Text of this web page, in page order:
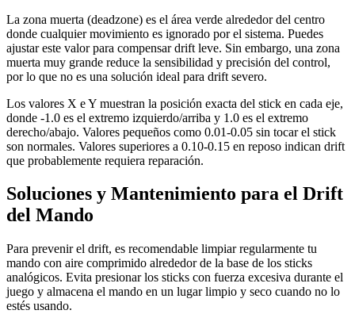
La zona muerta (deadzone) es el área verde alrededor del centro
donde cualquier movimiento es ignorado por el sistema. Puedes
ajustar este valor para compensar drift leve. Sin embargo, una zona
muerta muy grande reduce la sensibilidad y precisión del control,
por lo que no es una solución ideal para drift severo.
Los valores X e Y muestran la posición exacta del stick en cada eje,
donde -1.0 es el extremo izquierdo/arriba y 1.0 es el extremo
derecho/abajo. Valores pequeños como 0.01-0.05 sin tocar el stick
son normales. Valores superiores a 0.10-0.15 en reposo indican drift
que probablemente requiera reparación.
Soluciones y Mantenimiento para el Drift
del Mando
Para prevenir el drift, es recomendable limpiar regularmente tu
mando con aire comprimido alrededor de la base de los sticks
analógicos. Evita presionar los sticks con fuerza excesiva durante el
juego y almacena el mando en un lugar limpio y seco cuando no lo
estés usando.